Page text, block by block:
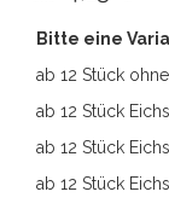
Bitte eine
ab 12 Stück
ab 12 Stück
ab 12 Stück
ab 12 Stück